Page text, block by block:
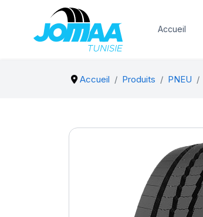
Accueil
Accueil Produits PNEU